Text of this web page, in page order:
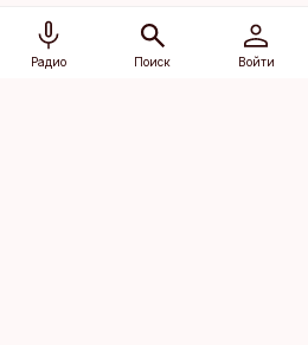
Радио Поиск Войти